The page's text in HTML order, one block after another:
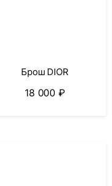
Брош DIOR
18 000₽